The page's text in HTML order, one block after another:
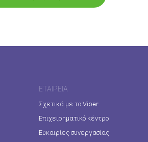
ΕΤΑΙΡΕΊΑ
Σχετικά με το Viber
Επιχειρηματικό κέντρο
Ευκαιρίες συνεργασίας